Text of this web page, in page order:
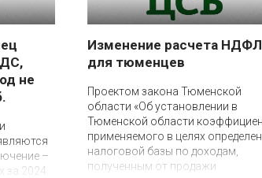
не
–
за 2024
Изменение расчета НДФЛ
для тюменцев
Проектом закона Тюменской
области «Об установлении в
Тюменской области
применяемого в целях
налоговой базы по доходам,
полученным от продажи